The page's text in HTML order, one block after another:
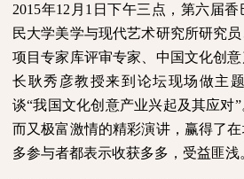
2015年12 月 1 日下午三点，第六届
民大学美学与现代艺术研究所研究
项目专家库评审专家、中国文化创
长耿秀彦教授来到论坛现场做主
谈“我国文化创意产业兴起及其应对
而又极富激情的精彩演讲，赢得了
多参与者都表示收获多多，受益匪浅